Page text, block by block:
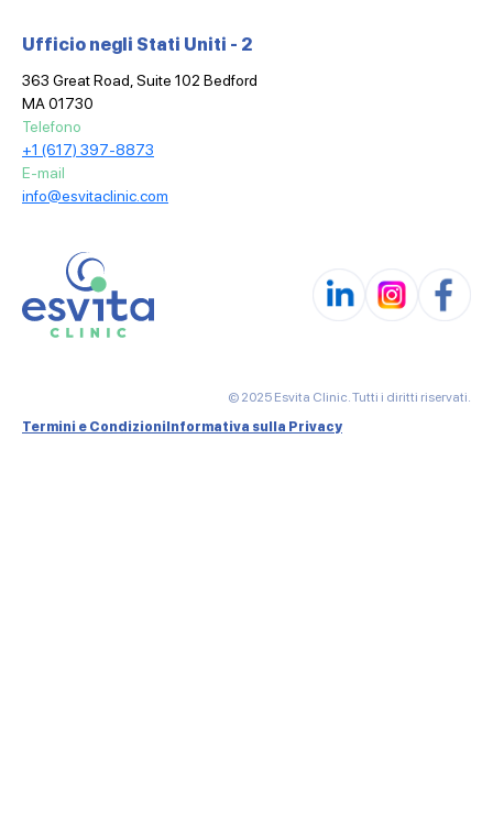
Ufficio negli Stati Uniti - 2
363 Great Road, Suite 102 Bedford
MA 01730
Telefono
+1 (617) 397-8873
E-mail
info@esvitaclinic.com
© 2025 Esvita Clinic. Tutti i diritti riservati.
Termini e Condizioni Informativa sulla Privacy